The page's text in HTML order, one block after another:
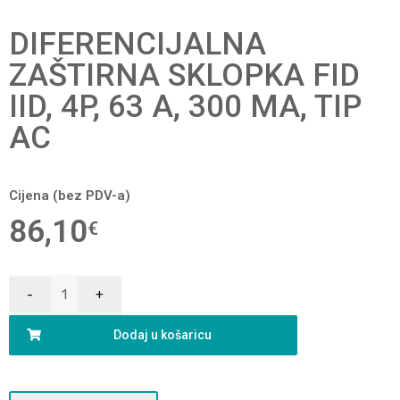
DIFERENCIJALNA
ZAŠTIRNA SKLOPKA FID
IID, 4P, 63 A, 300 MA, TIP
AC
Cijena (bez PDV-a)
86,10€
Dodaj u košaricu